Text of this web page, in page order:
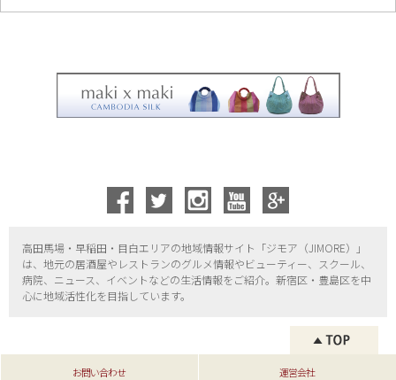
高田馬場・早稲田・目白エリアの地域情報サイト「ジモア（JIMORE）」
は、地元の居酒屋やレストランのグルメ情報やビューティー、
スクール、
病院、ニュース、イベントなどの生活情報をご紹介。新宿区・ 豊島区を中
心に地域活性化を目指しています。
お問い合わせ 運営会社